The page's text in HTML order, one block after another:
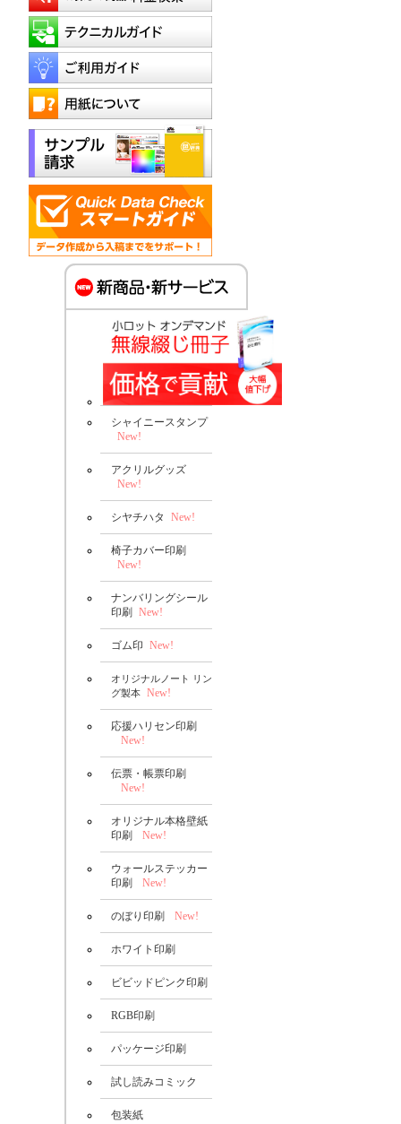
シャイニースタンプ
New!
アクリルグッズ
New!
シヤチハタ New!
椅子カバー印刷
New!
ナンバリングシール
印刷 New!
ゴム印 New!
オリジナルノート リン
グ製本 New!
応援ハリセン印刷
New!
伝票・帳票印刷
New!
オリジナル本格壁紙
印刷
New!
ウォールステッカー
印刷
New!
のぼり印刷 New!
ホワイト印刷
ビビッドピンク印刷
RGB印刷
パッケージ印刷
試し読みコミック
包装紙